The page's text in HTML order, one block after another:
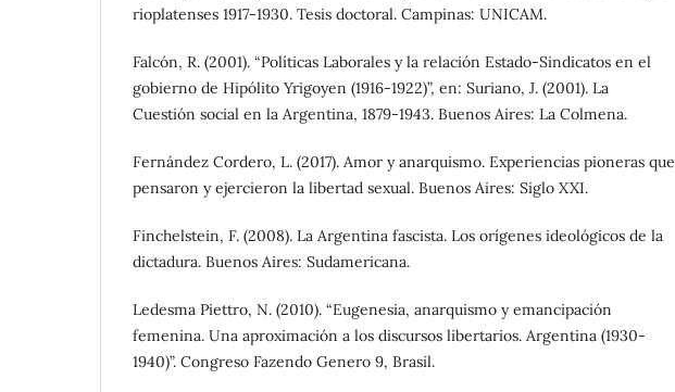
rioplatenses 1917-1930. Tesis doctoral. Campinas: UNICAM.
Falcón, R. (2001). “Políticas Laborales y la relación Estado-Sindicatos en el
gobierno de Hipólito Yrigoyen (1916-1922)”, en: Suriano, J. (2001). La
Cuestión social en la Argentina, 1879-1943. Buenos Aires: La Colmena.
Fernández Cordero, L. (2017). Amor y anarquismo. Experiencias pioneras que
pensaron y ejercieron la libertad sexual. Buenos Aires: Siglo XXI.
Finchelstein, F. (2008). La Argentina fascista. Los orígenes ideológicos de la
dictadura. Buenos Aires: Sudamericana.
Ledesma Piettro, N. (2010). “Eugenesia, anarquismo y emancipación
femenina. Una aproximación a los discursos libertarios. Argentina (1930-
1940)”. Congreso Fazendo Genero 9, Brasil.